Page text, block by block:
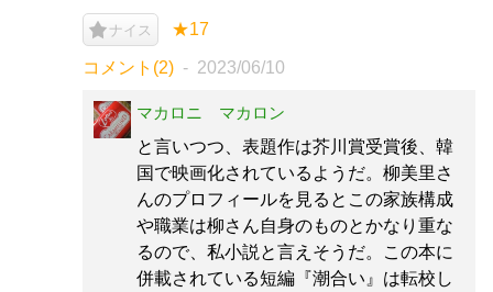
ナイス ★17
コメント(2) 2023/06/10
マカロニ マカロン
と言いつつ、表題作は芥川賞受賞後、韓
国で映画化されているようだ。柳美里さ
んのプロフィールを見るとこの家族構成
や職業は柳さん自身のものとかなり重な
るので、私小説と言えそうだ。この本に
併載されている短編『潮合い』は転校し